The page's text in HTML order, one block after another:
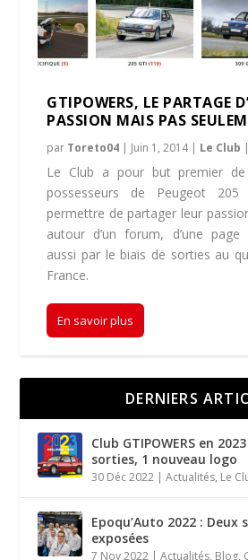
GTIPOWERS, LE PARTAGE
PASSION MAIS PAS
par Toreto04 | Juin 1, 2014| Le Club |
Le Club a pour but premier de
possesseurs de Peugeot
permettre de partager leur
autour d’un forum, d’une
aussi par le biais de sorties au
France.
En savoir plus
DERNIERS
Club GTIPOWERS en
sorties, 1 nouveau logo
30 Déc 2022 |Actualités, Le
Epoqu’Auto 2022 : Deux
exposées
7 Nov 2022 |Actualités, Blog,